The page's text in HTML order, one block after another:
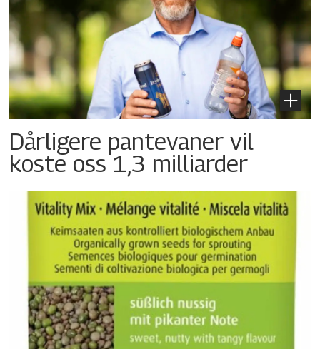
Dårligere pantevaner vil
koste oss 1,3 milliarder